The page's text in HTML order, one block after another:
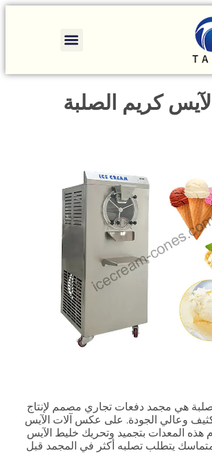
كريم الصلبة
هي مجمد دفعات تجاري مصمم لإنتاج
وعالي الجودة. على عكس آلات الآيس
هذه المعدات بتجميد وتحريك خليط الآيس
يتطلب تصلبه أكثر في المجمد قبل